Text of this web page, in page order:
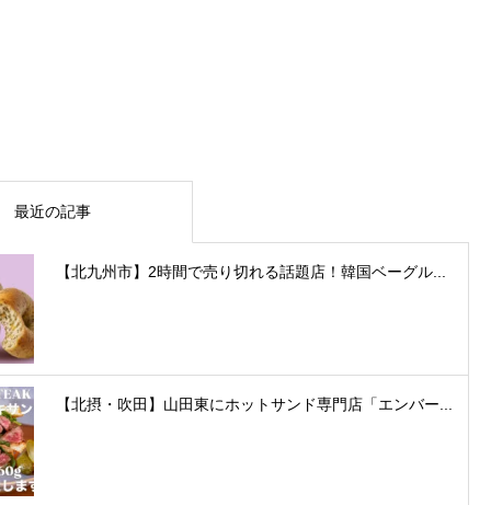
最近の記事
【北九州市】2時間で売り切れる話題店！韓国ベーグル...
【北摂・吹田】山田東にホットサンド専門店「エンバー...